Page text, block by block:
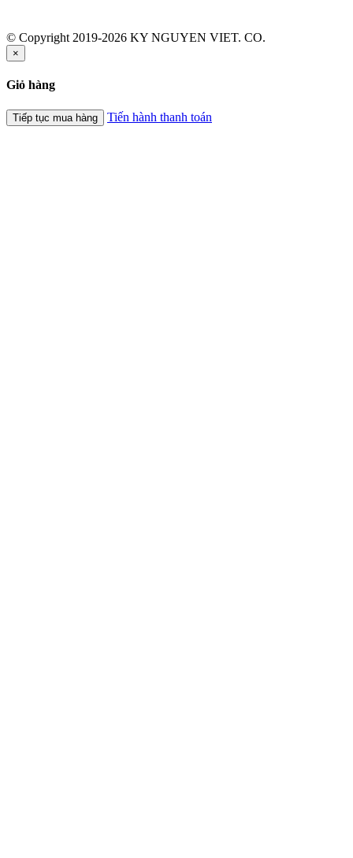
© Copyright 2019-2026 KY NGUYEN VIET. CO.
×
Giỏ hàng
Tiếp tục mua hàng Tiến hành thanh toán